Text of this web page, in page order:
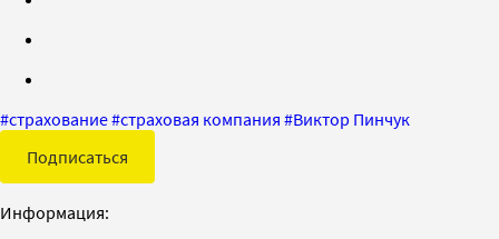
#страхование#страховая компания #Виктор Пинчук
Подписаться
Информация: